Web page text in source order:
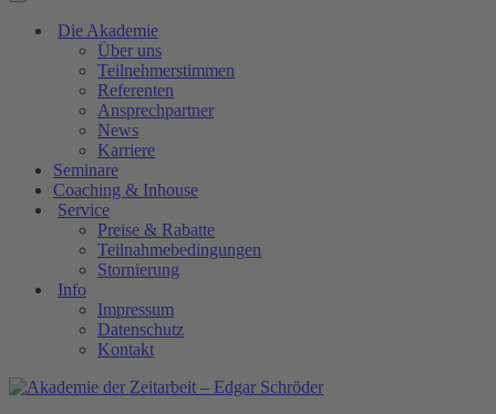
Die Akademie
Über uns
Teilnehmerstimmen
Referenten
Ansprechpartner
News
Karriere
Seminare
Coaching & Inhouse
Service
Preise & Rabatte
Teilnahmebedingungen
Stornierung
Info
Impressum
Datenschutz
Kontakt